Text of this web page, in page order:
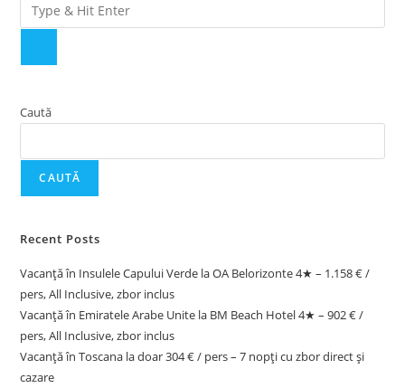
Caută
CAUTĂ
Recent Posts
Vacanță în Insulele Capului Verde la OA Belorizonte 4★ – 1.158 € /
pers, All Inclusive, zbor inclus
Vacanță în Emiratele Arabe Unite la BM Beach Hotel 4★ – 902 € /
pers, All Inclusive, zbor inclus
Vacanță în Toscana la doar 304 € / pers – 7 nopți cu zbor direct și
cazare